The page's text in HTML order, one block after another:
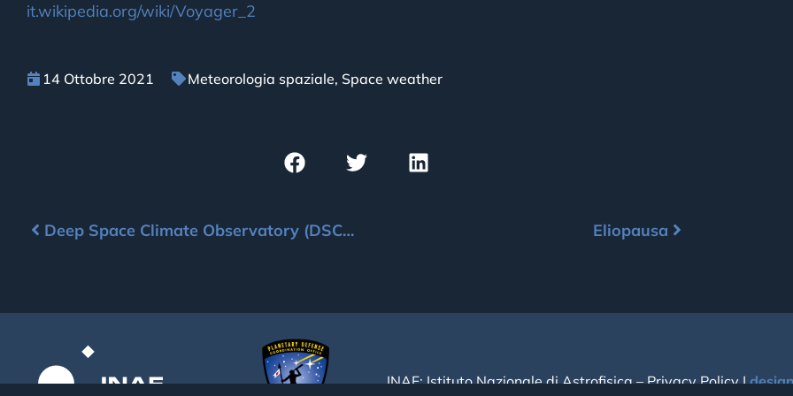
it.wikipedia.org/wiki/Voyager_2
14 Ottobre 2021 Meteorologia spaziale, Space weather
Deep Space Climate Observatory (DSCOVR) Eliopausa
INAF: Istituto Nazionale di Astrofisica –Privacy Policy|